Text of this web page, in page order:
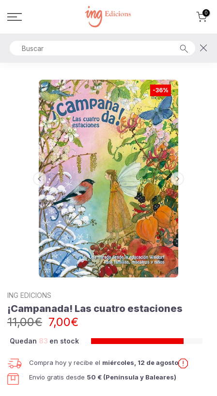
al
0
-36%
ING EDICIONS
¡Campanada! Las cuatro estaciones
11,00€ 7,00€
Quedan 83 en stock
Compra hoy y recibe el miércoles, 12 de agosto
Envío gratis desde 50 € (Península y Baleares)